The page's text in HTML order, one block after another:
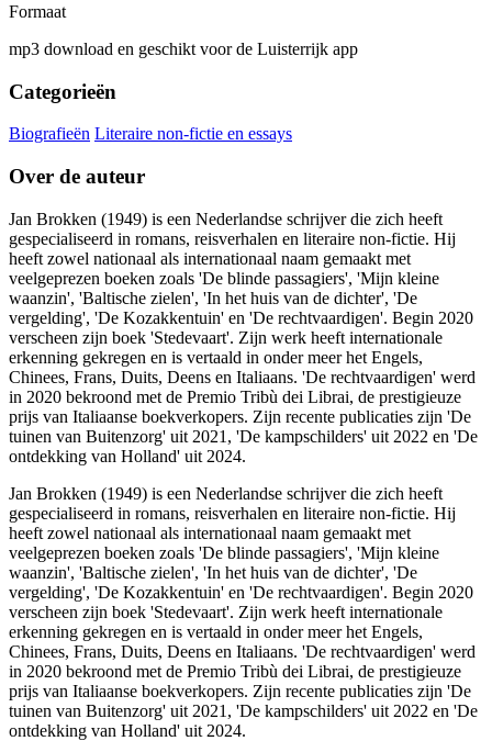
Formaat
mp3 download en geschikt voor de Luisterrijk app
Categorieën
Biografieën Literaire non-fictie en essays
Over de auteur
Jan Brokken (1949) is een Nederlandse schrijver die zich heeft
gespecialiseerd in romans, reisverhalen en literaire non-fictie. Hij
heeft zowel nationaal als internationaal naam gemaakt met
veelgeprezen boeken zoals 'De blinde passagiers', 'Mijn kleine
waanzin', 'Baltische zielen', 'In het huis van de dichter', 'De
vergelding', 'De Kozakkentuin' en 'De rechtvaardigen'. Begin 2020
verscheen zijn boek 'Stedevaart'. Zijn werk heeft internationale
erkenning gekregen en is vertaald in onder meer het Engels,
Chinees, Frans, Duits, Deens en Italiaans. 'De rechtvaardigen' werd
in 2020 bekroond met de Premio Tribù dei Librai, de prestigieuze
prijs van Italiaanse boekverkopers. Zijn recente publicaties zijn 'De
tuinen van Buitenzorg' uit 2021, 'De kampschilders' uit 2022 en 'De
ontdekking van Holland' uit 2024.
Jan Brokken (1949) is een Nederlandse schrijver die zich heeft
gespecialiseerd in romans, reisverhalen en literaire non-fictie. Hij
heeft zowel nationaal als internationaal naam gemaakt met
veelgeprezen boeken zoals 'De blinde passagiers', 'Mijn kleine
waanzin', 'Baltische zielen', 'In het huis van de dichter', 'De
vergelding', 'De Kozakkentuin' en 'De rechtvaardigen'. Begin 2020
verscheen zijn boek 'Stedevaart'. Zijn werk heeft internationale
erkenning gekregen en is vertaald in onder meer het Engels,
Chinees, Frans, Duits, Deens en Italiaans. 'De rechtvaardigen' werd
in 2020 bekroond met de Premio Tribù dei Librai, de prestigieuze
prijs van Italiaanse boekverkopers. Zijn recente publicaties zijn 'De
tuinen van Buitenzorg' uit 2021, 'De kampschilders' uit 2022 en 'De
ontdekking van Holland' uit 2024.